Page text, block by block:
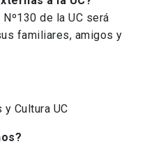
de la UC será
familiares, amigos y
Cultura UC